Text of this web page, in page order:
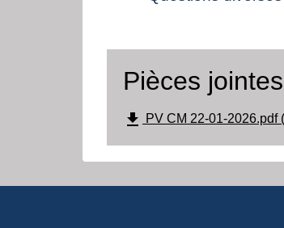
Pièces jointes
file_download PV CM 22-01-2026.pdf